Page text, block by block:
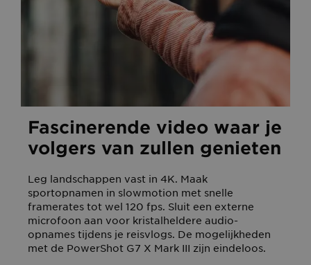
Fascinerende video waar je
volgers van zullen genieten
Leg landschappen vast in 4K. Maak
sportopnamen in slowmotion met snelle
framerates tot wel 120 fps. Sluit een externe
microfoon aan voor kristalheldere audio-
opnames tijdens je reisvlogs. De mogelijkheden
met de PowerShot G7 X Mark III zijn eindeloos.